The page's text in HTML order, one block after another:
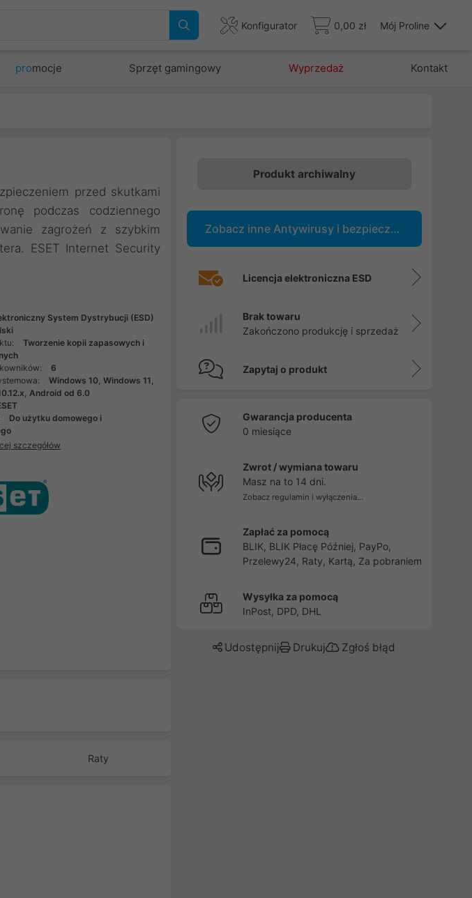
Konfigurator 0,00 zł Mój Proline
promocje Sprzęt gamingowy Wyprzedaż Kontakt
przed skutkami
podczas codziennego
zagrożeń z szybkim
ESET Internet Security
System Dystrybucji (ESD)
Tworzenie kopii zapasowych i
6
Windows 10, Windows 11,
Android od 6.0
Do użytku domowego i
szczegółów
Raty
Produkt archiwalny
Zobacz inne Antywirusy i bezpieczeństwo
Licencja elektroniczna ESD
Brak towaru
Zakończono produkcję i sprzedaż
Zapytaj o produkt
Gwarancja producenta
0 miesiące
Zwrot / wymiana towaru
Masz na to 14 dni.
Zobacz regulamin i wyłączenia...
Zapłać za pomocą
BLIK, BLIK Płacę Później, PayPo,
Przelewy24, Raty, Kartą, Za pobraniem
Wysyłka za pomocą
InPost, DPD, DHL
Udostępnij Drukuj Zgłoś błąd